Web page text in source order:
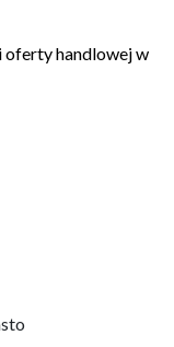
oferty handlowej w